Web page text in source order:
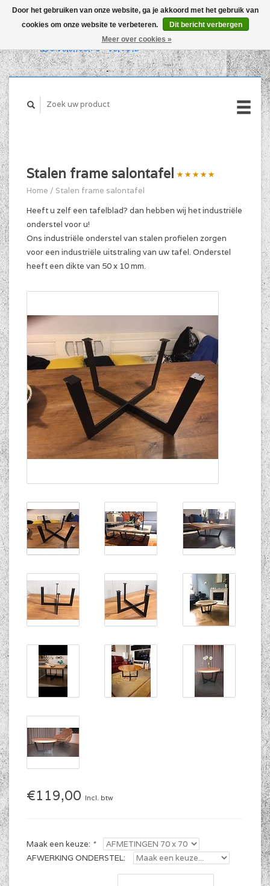
WINKELWAGEN (€0,00)
Stalen frame salontafel
Home / Stalen frame salontafel
Heeft u zelf een tafelblad? dan hebben wij het industriële
onderstel voor u!
Ons industriële onderstel van stalen profielen zorgen
voor een industriële uitstraling van uw tafel. Onderstel
heeft een dikte van 50 x 10 mm.
€119,00 Incl. btw
Maak een keuze: *
AFWERKING ONDERSTEL:
Door het gebruiken van onze website, ga je akkoord met het gebruik van
cookies om onze website te verbeteren.
Dit bericht verbergen
Meer over cookies »